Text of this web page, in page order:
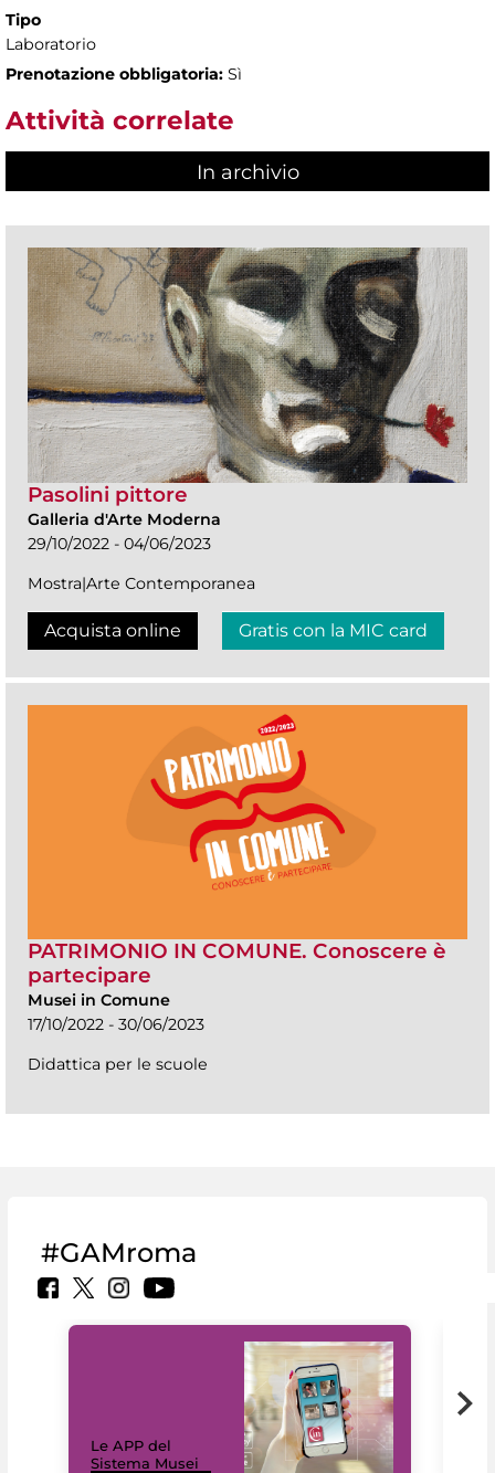
Tipo
Laboratorio
Prenotazione obbligatoria: Sì
Attività correlate
In archivio
Pasolini pittore
Galleria d'Arte Moderna
29/10/2022 - 04/06/2023
Mostra|Arte Contemporanea
Acquista online Gratis con la MIC card
PATRIMONIO IN COMUNE. Conoscere è
partecipare
Musei in Comune
17/10/2022 - 30/06/2023
Didattica per le scuole
#GAMroma
Le APP del
Sistema Musei